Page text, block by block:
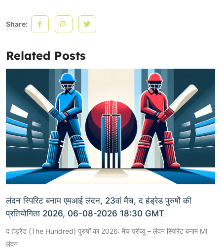
Share:
Related Posts
लंदन स्पिरिट बनाम एमआई लंदन, 23वां मैच, द हंड्रेड पुरुषों की
प्रतियोगिता 2026, 06-08-2026 18:30 GMT
द हंड्रेड (The Hundred) पुरुषों का 2026: मैच प्रीव्यू – लंदन स्पिरिट बनाम MI
लंदन